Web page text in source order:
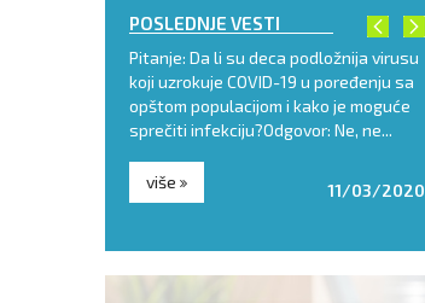
POSLEDNJE VESTI
Pitanje: Da li su deca podložnija virusu
koji uzrokuje COVID-19 u poređenju sa
opštom populacijom i kako je moguće
sprečiti infekciju?Odgovor: Ne, ne...
više 11/03/2020